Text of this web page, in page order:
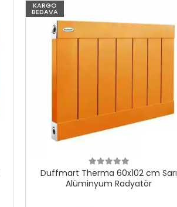
KARGO
BEDAVA
Duffmart Therma 60x102 cm Sarı
Alüminyum Radyatör